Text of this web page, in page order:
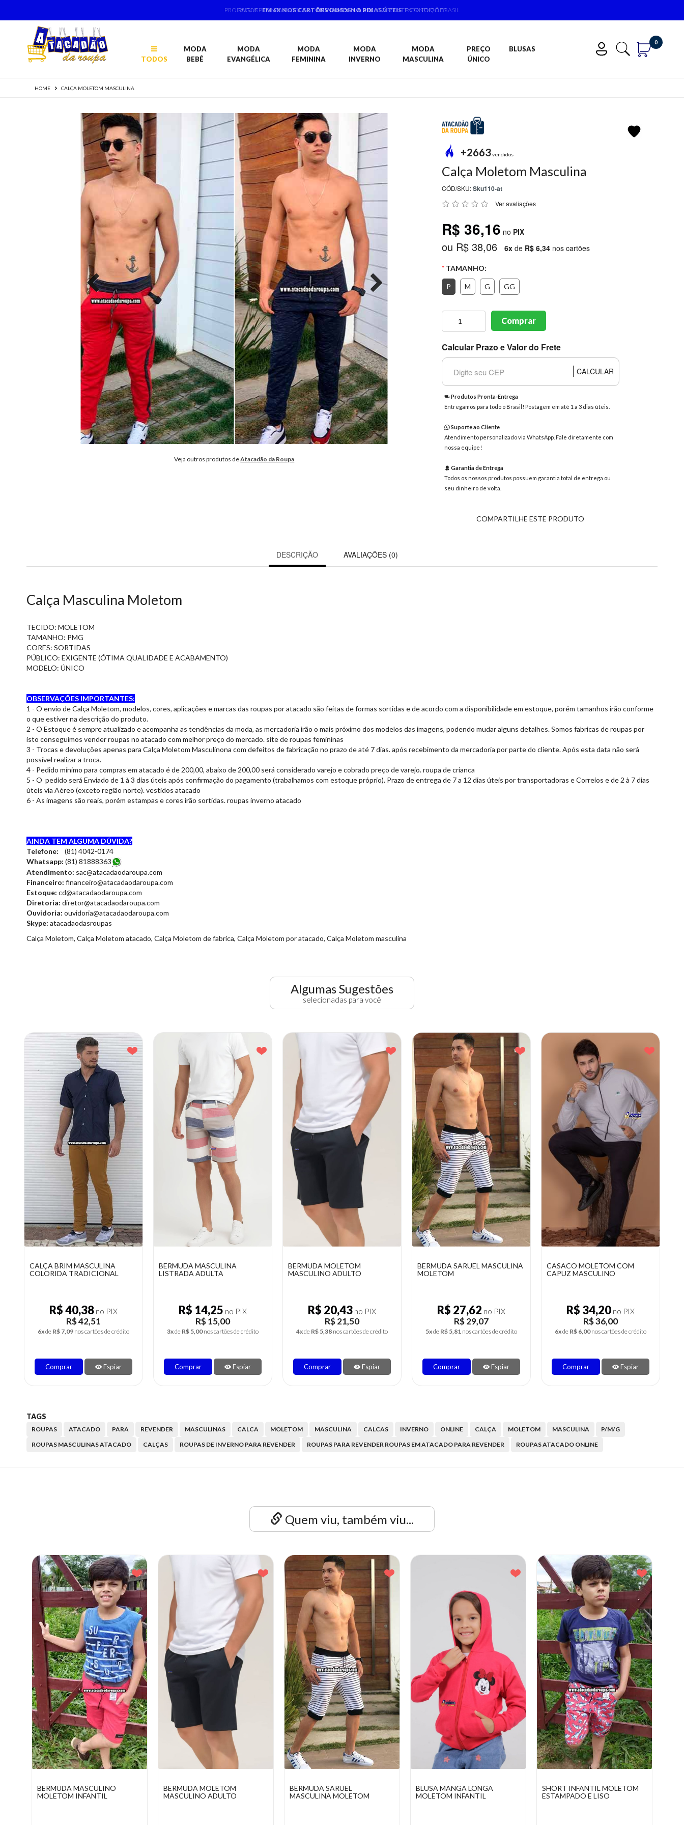
PRODUTOS PRONTA ENTREGA, ENVIAMOS 1 A 3 DIAS ÚTEIS PARA TODO BRASIL
TODOS
MODA
BEBÊ
MODA
EVANGÉLICA
MODA
FEMININA
MODA
INVERNO
MODA
MASCULINA
PREÇO
ÚNICO
BLUSAS
0
HOME CALÇA MOLETOM MASCULINA
Veja outros produtos deAtacadão da Roupa
+2663vendidos
Calça Moletom Masculina
CÓD/SKU:Sku110-at
Ver avaliações
R$ 36,16 no PIX
ou R$ 38,06 6xde R$ 6,34nos cartões
TAMANHO:
P M G GG
Comprar
Calcular Prazo e Valor do Frete
CALCULAR
Produtos Pronta-Entrega
Entregamos para todo o Brasil! Postagem em até 1 a 3 dias úteis.
Suporte ao Cliente
Atendimento personalizado via WhatsApp. Fale diretamente com
nossa equipe!
Garantia de Entrega
Todos os nossos produtos possuem garantia total de entrega ou
seu dinheiro de volta.
COMPARTILHE ESTE PRODUTO
DESCRIÇÃO AVALIAÇÕES (0)
Calça Masculina Moletom
TECIDO: MOLETOM
TAMANHO: PMG
CORES: SORTIDAS
PÚBLICO: EXIGENTE (ÓTIMA QUALIDADE E ACABAMENTO)
MODELO: ÚNICO
OBSERVAÇÕES IMPORTANTES:
1 - O envio de Calça Moletom, modelos, cores, aplicações e marcas das roupas por atacado são feitas de formas sortidas e de acordo com a disponibilidade em estoque, porém tamanhos irão conforme
o que estiver na descrição do produto.
2 - O Estoque é sempre atualizado e acompanha as tendências da moda, as mercadoria irão o mais próximo dos modelos das imagens, podendo mudar alguns detalhes. Somos fabricas de roupas por
isto conseguimos vender roupas no atacado com melhor preço do mercado. site de roupas femininas
3 - Trocas e devoluções apenas para Calça Moletom Masculinona com defeitos de fabricação no prazo de até 7 dias. após recebimento da mercadoria por parte do cliente. Após esta data não será
possível realizar a troca.
4 - Pedido mínimo para compras em atacado é de 200,00, abaixo de 200,00 será considerado varejo e cobrado preço de varejo. roupa de crianca
5 - O pedido será Enviado de 1 à 3 dias úteis após confirmação do pagamento (trabalhamos com estoque próprio). Prazo de entrega de 7 a 12 dias úteis por transportadoras e Correios e de 2 à 7 dias
úteis via Aéreo (exceto região norte). vestidos atacado
6 - As imagens são reais, porém estampas e cores irão sortidas. roupas inverno atacado
AINDA TEM ALGUMA DÚVIDA?
Telefone: (81) 4042-0174
Whatsapp: (81) 81888363
Atendimento: sac@atacadaodaroupa.com
Financeiro: financeiro@atacadaodaroupa.com
Estoque: cd@atacadaodaroupa.com
Diretoria: diretor@atacadaodaroupa.com
Ouvidoria: ouvidoria@atacadaodaroupa.com
Skype: atacadaodasroupas
Calça Moletom, Calça Moletom atacado, Calça Moletom de fabrica, Calça Moletom por atacado, Calça Moletom masculina
Algumas Sugestões
selecionadas para você
CALÇA BRIM MASCULINA
COLORIDA TRADICIONAL
R$ 40,38 no PIX
R$ 42,51
6xde R$ 7,09 nos cartões de crédito
Comprar Espiar
BERMUDA MASCULINA
LISTRADA ADULTA
R$ 14,25 no PIX
R$ 15,00
3xde R$ 5,00 nos cartões de crédito
Comprar Espiar
BERMUDA MOLETOM
MASCULINO ADULTO
R$ 20,43 no PIX
R$ 21,50
4xde R$ 5,38 nos cartões de crédito
Comprar Espiar
BERMUDA SARUEL MASCULINA
MOLETOM
R$ 27,62 no PIX
R$ 29,07
5xde R$ 5,81 nos cartões de crédito
Comprar Espiar
CASACO MOLETOM COM
CAPUZ MASCULINO
R$ 34,20 no PIX
R$ 36,00
6xde R$ 6,00 nos cartões de crédito
Comprar Espiar
TAGS
ROUPAS ATACADO PARA REVENDER MASCULINAS CALCA MOLETOM MASCULINA CALCAS INVERNO ONLINE CALÇA MOLETOM MASCULINA
P/M/G
ROUPAS MASCULINAS ATACADO
CALÇAS ROUPAS DE INVERNO PARA REVENDER ROUPAS PARA REVENDER ROUPAS EM ATACADO PARA REVENDER ROUPAS ATACADO ONLINE
Quem viu, também viu...
BERMUDA MOLETOM
MASCULINO ADULTO
BERMUDA SARUEL
MASCULINA MOLETOM
BLUSA MANGA LONGA
MOLETOM INFANTIL
SHORT INFANTIL MOLETOM
ESTAMPADO E LISO
CALÇA MOLETOM MASCULINA